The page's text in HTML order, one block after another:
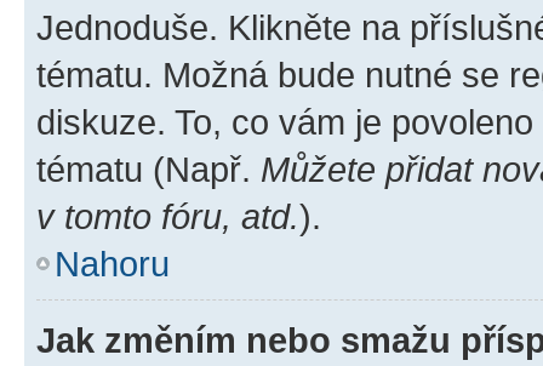
Jednoduše. Klikněte na
tématu. Možná bude nutné se
diskuze. To, co vám je
tématu (Např. Můžete přidat
v tomto fóru, atd.).
Nahoru
Jak změním nebo smažu